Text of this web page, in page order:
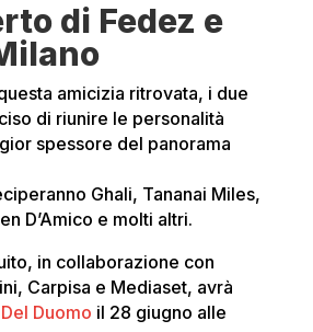
di Fedez e
amicizia ritrovata, i due
di riunire le personalità
spessore del panorama
Ghali, Tananai Miles,
D’Amico e molti altri.
in collaborazione con
Carpisa e Mediaset, avrà
Duomo il 28 giugno alle